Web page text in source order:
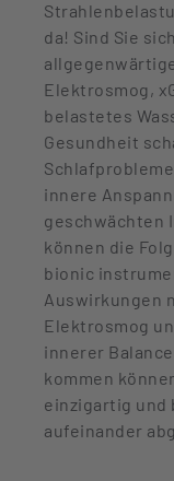
da! Sind Sie
Elektrosmog,
belastetes
Gesundheit
innere
geschwächten
können die
bionic
Auswirkungen
Elektrosmog
innerer
kommen
einzigartig und
aufeinander